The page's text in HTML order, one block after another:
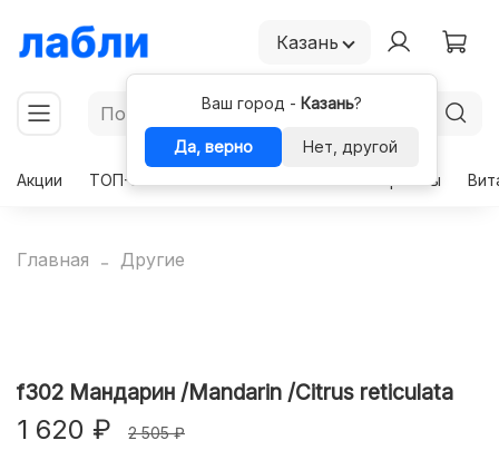
Казань
Ваш город - Казань?
Да, верно
Нет, другой
Акции
ТОП-50 Гормоны
Главная Другие
f302 Мандарин /Mandarin /Citrus reticulata
1 620 ₽ 2 505 ₽